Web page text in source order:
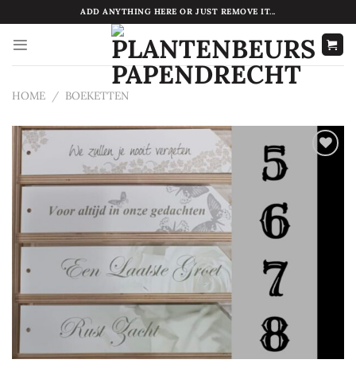
naar
inhoud
ADD ANYTHING HERE OR JUST REMOVE IT...
HOME / BOEKETTEN
Toevoegen